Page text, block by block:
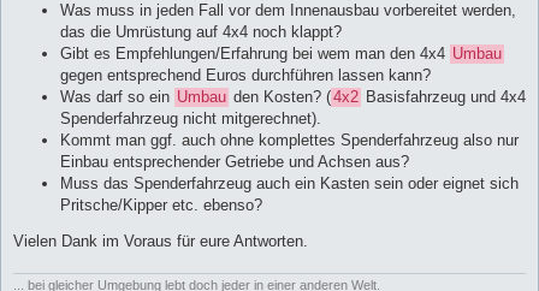
Was muss in jeden Fall vor dem Innenausbau vorbereitet werden,
das die Umrüstung auf 4x4 noch klappt?
Gibt es Empfehlungen/Erfahrung bei wem man den 4x4 Umbau
gegen entsprechend Euros durchführen lassen kann?
Was darf so ein Umbau den Kosten? (4x2 Basisfahrzeug und 4x4
Spenderfahrzeug nicht mitgerechnet).
Kommt man ggf. auch ohne komplettes Spenderfahrzeug also nur
Einbau entsprechender Getriebe und Achsen aus?
Muss das Spenderfahrzeug auch ein Kasten sein oder eignet sich
Pritsche/Kipper etc. ebenso?
Vielen Dank im Voraus für eure Antworten.
... bei gleicher Umgebung lebt doch jeder in einer anderen Welt.